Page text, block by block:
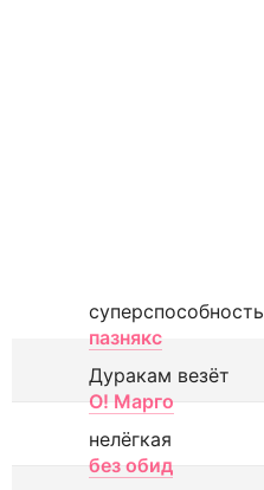
суперспособность
пазнякс
Дуракам везёт
О! Марго
нелёгкая
без обид